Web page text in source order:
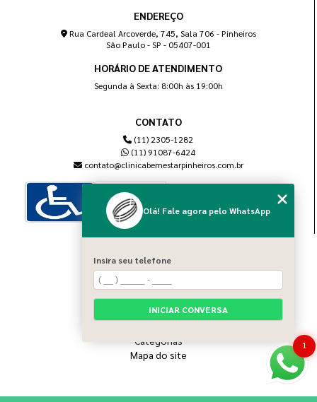
ENDEREÇO
Rua Cardeal Arcoverde, 745, Sala 706 - Pinheiros
São Paulo - SP - 05407-001
HORÁRIO DE ATENDIMENTO
Segunda à Sexta: 8:00h às 19:00h
CONTATO
(11) 2305-1282
(11) 91087-6424
contato@clinicabemestarpinheiros.com.br
Home
Sobre nós
Blog
Serviços
Categorias
Mapa do site
1
Olá! Fale agora pelo WhatsApp
Insira seu telefone
INICIAR CONVERSA